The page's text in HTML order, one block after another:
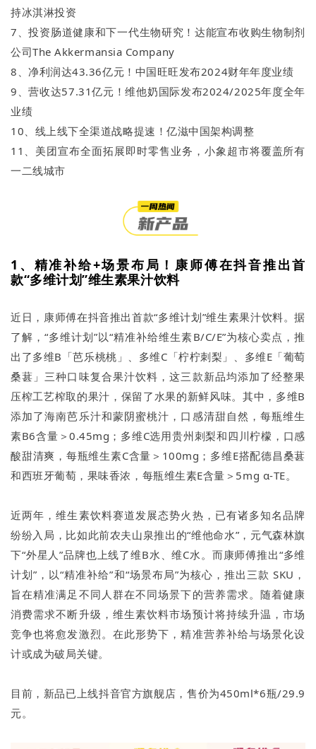
持冰淇淋投资
7、投资肠道健康和下一代生物研究！达能宣布收购生物制剂
公司The Akkermansia Company
8、净利润达43.36亿元！中国旺旺发布2024财年年度业绩
9、营收达57.31亿元！维他奶国际发布2024/2025年度全年
业绩
10、线上线下全渠道战略提速！亿滋中国架构调整
11、美团宣布全面拓展即时零售业务，小象超市将覆盖所有
一二线城市
1、精准补给+场景布局！康师傅在抖音推出首
款“多维计划”维生素果汁饮料
近日，康师傅在抖音推出首款“多维计划”维生素果汁饮料。据
了解，“多维计划”以“精准补给维生素B/C/E”为核心卖点，推
出了多维B「芭乐桃桃」、多维C「柠柠刺梨」、多维E「葡萄
桑葚」三种口味复合果汁饮料，这三款新品均添加了经整果
压榨工艺榨取的果汁，保留了水果的新鲜风味。其中，多维B
添加了海南芭乐汁和蒙阴蜜桃汁，口感清甜自然，每瓶维生
素B6含量＞0.45mg；多维C选用贵州刺梨和四川柠檬，口感
酸甜清爽，每瓶维生素C含量＞100mg；多维E搭配德昌桑葚
和西班牙葡萄，果味香浓，每瓶维生素E含量＞5mg α-TE。
近两年，维生素饮料赛道发展态势火热，已有诸多知名品牌
纷纷入局，比如此前农夫山泉推出的“维他命水”，元气森林旗
下“外星人”品牌也上线了维B水、维C水。而康师傅推出“多维
计划”，以“精准补给”和“场景布局”为核心，推出三款 SKU，
旨在精准满足不同人群在不同场景下的营养需求。随着健康
消费需求不断升级，维生素饮料市场预计将持续升温，市场
竞争也将愈发激烈。在此形势下，精准营养补给与场景化设
计或成为破局关键。
目前，新品已上线抖音官方旗舰店，售价为450ml*6瓶/29.9
元。